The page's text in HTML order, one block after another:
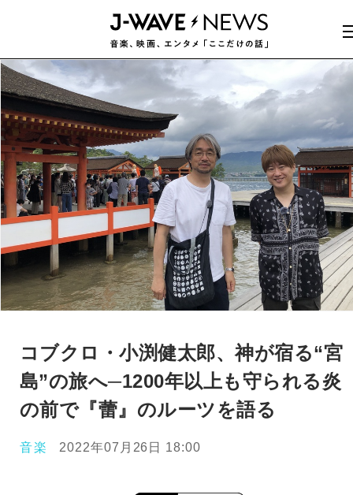
コブクロ・小渕健太郎、神が宿る“宮
島”の旅へ─1200年以上も守られる炎
の前で『蕾』のルーツを語る
音楽 2022年07月26日 18:00